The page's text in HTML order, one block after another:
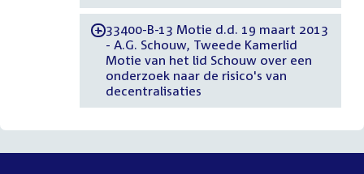
-33400-B-13 Motie d.d. 19 maart 2013
- A.G. Schouw, Tweede Kamerlid
Motie van het lid Schouw over een
onderzoek naar de risico's van
decentralisaties